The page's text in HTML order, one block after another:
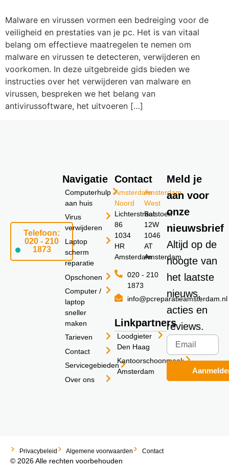
Malware en virussen vormen een bedreiging voor de
veiligheid en prestaties van je pc. Het is van vitaal
belang om effectieve maatregelen te nemen om
malware en virussen te detecteren, verwijderen en
voorkomen. In deze uitgebreide gids bieden we
instructies over het verwijderen van malware en
virussen, bespreken we het belang van
antivirussoftware, het uitvoeren […]
Telefoon:
020 - 210
1873
Navigatie
Computerhulp
aan huis
Virus
verwijderen
Laptop
scherm
reparatie
Opschonen
Computer /
laptop
sneller
maken
Tarieven
Contact
Servicegebieden
Over ons
Contact
Amsterdam
Noord
Lichterstraat
86
1034
HR
Amsterdam
Amsterdam
West
Bolstoen
12W
1046
AT
Amsterdam
020 - 210
1873
info@pcreparatieamsterdam.nl
Linkpartners
Loodgieter
Den Haag
Kantoorschoonmaak
Amsterdam
Meld je
aan voor
onze
nieuwsbrief
Altijd op de
hoogte van
het laatste
nieuws,
acties en
reviews.
Privacybeleid Algemene voorwaarden Contact
© 2026 Alle rechten voorbehouden